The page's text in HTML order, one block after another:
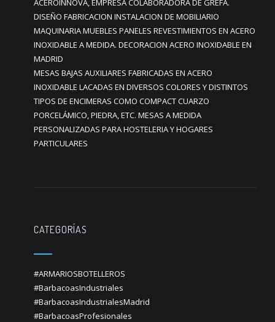
ACEROINNOVA, EMPRESA COLABORADORA DE GREFA.
DISEÑO FABRICACION INSTALACION DE MOBILIARIO
MAQUINARIA MUEBLES PANELES REVESTIMIENTOS EN ACERO
INOXIDABLE A MEDIDA. DECORACION ACERO INOXIDABLE EN
MADRID
MESAS BAJAS AUXILIARES FABRICADAS EN ACERO
INOXIDABLE LACADAS EN DIVERSOS COLORES Y DISTINTOS
TIPOS DE ENCIMERAS COMO COMPACT CUARZO
PORCELÁMICO, PIEDRA, ETC. MESAS A MEDIDA
PERSONALIZADAS PARA HOSTELERIA Y HOGARES
PARTICULARES
CATEGORÍAS
#ARMARIOSBOTELLEROS
#BarbacoasIndustriales
#BarbacoasIndustrialesMadrid
#BarbacoasProfesionales